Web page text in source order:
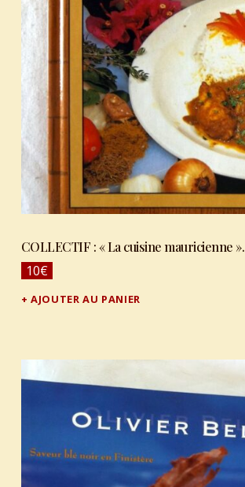
COLLECTIF : « La cuisine mauricienne ».
10€
AJOUTER AU PANIER